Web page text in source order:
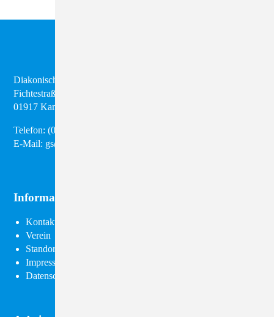
Diakonisches Werk Kamenz e.V.
Fichtestraße 8
01917 Kamenz
Telefon:(03 57 95) 28 98 50
E-Mail: gs@diakonie-kamenz.de
Informationen
Navigation
überspringen
Kontakt
Verein
Standorte
Impressum
Datenschutz